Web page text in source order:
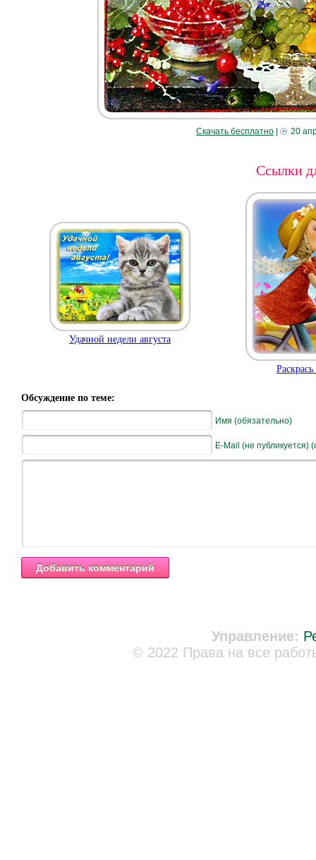
Скачать бесплатно 20
Ссылки
Удачной недели августа
Обсуждение по теме:
Имя (обязательно)
E-Mail (не публикуется)
Управление:
© 2022 Права на все